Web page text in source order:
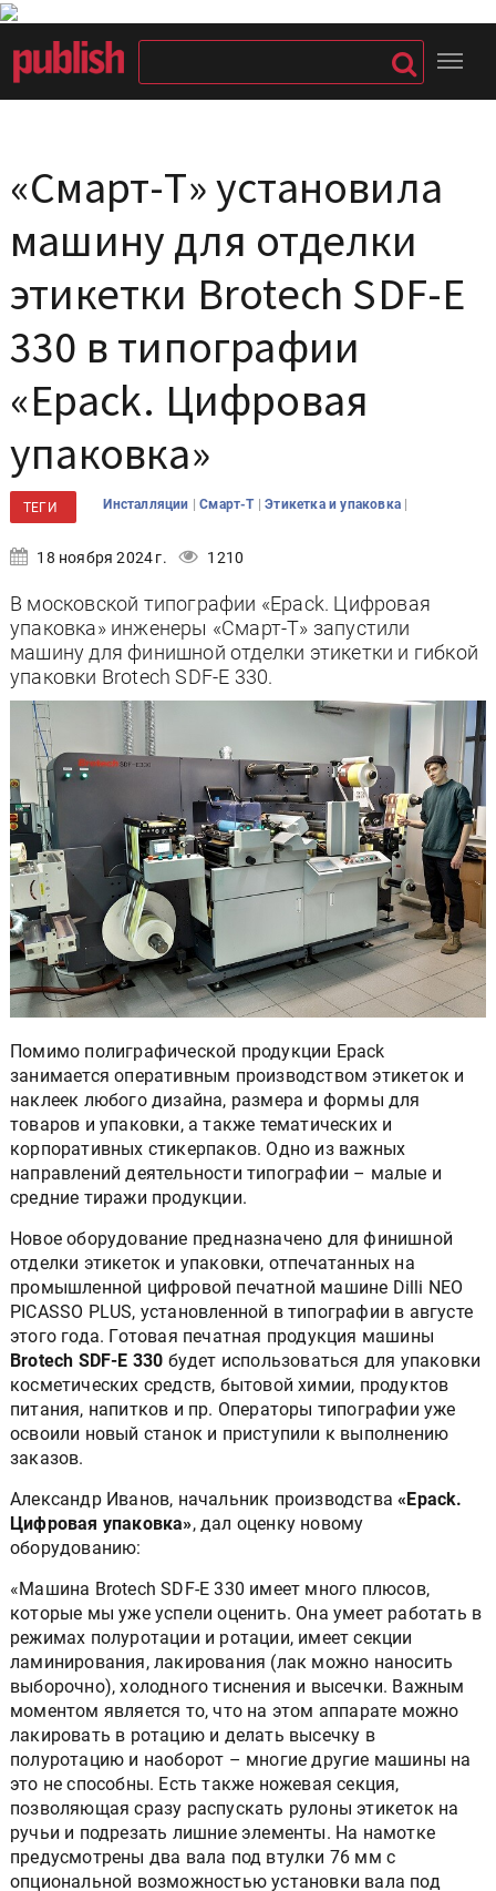
«Смарт-Т» установила
машину для отделки
этикетки Brotech SDF-E
330 в типографии
«Epack. Цифровая
упаковка»
ТЕГИ Инсталляции |Смарт-Т |Этикетка и упаковка |
18 ноября 2024 г. 1210
В московской типографии «Epack. Цифровая
упаковка» инженеры «Смарт-Т» запустили
машину для финишной отделки этикетки и гибкой
упаковки Brotech SDF-E 330.
Помимо полиграфической продукции Epack
занимается оперативным производством этикеток и
наклеек любого дизайна, размера и формы для
товаров и упаковки, а также тематических и
корпоративных стикерпаков. Одно из важных
направлений деятельности типографии – малые и
средние тиражи продукции.
Новое оборудование предназначено для финишной
отделки этикеток и упаковки, отпечатанных на
промышленной цифровой печатной машине Dilli NEO
PICASSO PLUS, установленной в типографии в августе
этого года. Готовая печатная продукция машины
Brotech SDF-E 330 будет использоваться для упаковки
косметических средств, бытовой химии, продуктов
питания, напитков и пр. Операторы типографии уже
освоили новый станок и приступили к выполнению
заказов.
Александр Иванов, начальник производства«Epack.
Цифровая упаковка», дал оценку новому
оборудованию:
«Машина Brotech SDF-E 330 имеет много плюсов,
которые мы уже успели оценить. Она умеет работать в
режимах полуротации и ротации, имеет секции
ламинирования, лакирования (лак можно наносить
выборочно), холодного тиснения и высечки. Важным
моментом является то, что на этом аппарате можно
лакировать в ротацию и делать высечку в
полуротацию и наоборот – многие другие машины на
это не способны. Есть также ножевая секция,
позволяющая сразу распускать рулоны этикеток на
ручьи и подрезать лишние элементы. На намотке
предусмотрены два вала под втулки 76 мм с
опциональной возможностью установки вала под